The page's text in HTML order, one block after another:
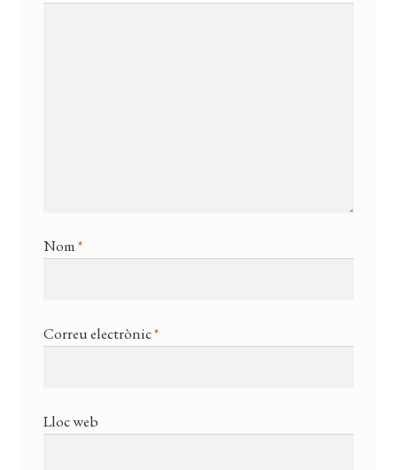
Nom*
Correu electrònic*
Lloc web